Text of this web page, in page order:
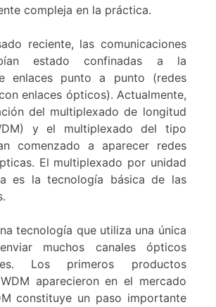
compleja en la práctica.
reciente, las comunicaciones
estado confinadas a la
enlaces punto a punto (redes
enlaces ópticos). Actualmente,
del multiplexado de longitud
y el multiplexado del tipo
comenzado a aparecer redes
El multiplexado por unidad
es la tecnología básica de las
tecnología que utiliza una única
muchos canales ópticos
Los primeros productos
aparecieron en el mercado
constituye un paso importante